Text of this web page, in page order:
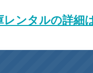
ンタルの詳細